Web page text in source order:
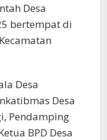
Desa
bertempat di
Desa
Desa
Pendamping
BPD Desa